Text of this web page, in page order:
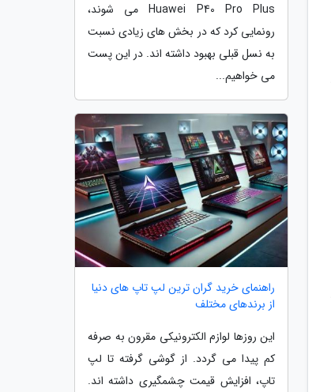
Huawei P40 Pro Plus می شوند،
رونمایی کرد که در بخش های زیادی نسبت
به نسل قبلی بهبود داشته اند. در این پست
می خواهیم...
راهنمای خرید گران ترین لپ تاپ های دنیا
از برندهای مختلف
این روزها لوازم الکترونیکی مقرون به صرفه
کم پیدا می گردد. از گوشی گرفته تا لپ
تاپ، افزایش قیمت چشمگیری داشته اند.